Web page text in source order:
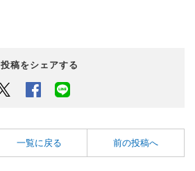
投稿をシェアする
Twitter Facebook
一覧に戻る 前の投稿へ